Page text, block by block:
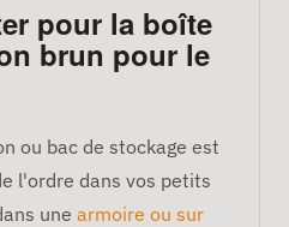
pour la boîte
brun pour le
ou bac de stockage est
l'ordre dans vos petits
une armoire ou sur